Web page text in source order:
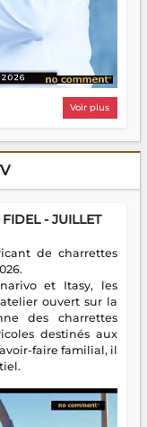
Voir plus
- JUILLET
de charrettes
et Itasy, les
ouvert sur la
des charrettes
destinés aux
faire familial, il